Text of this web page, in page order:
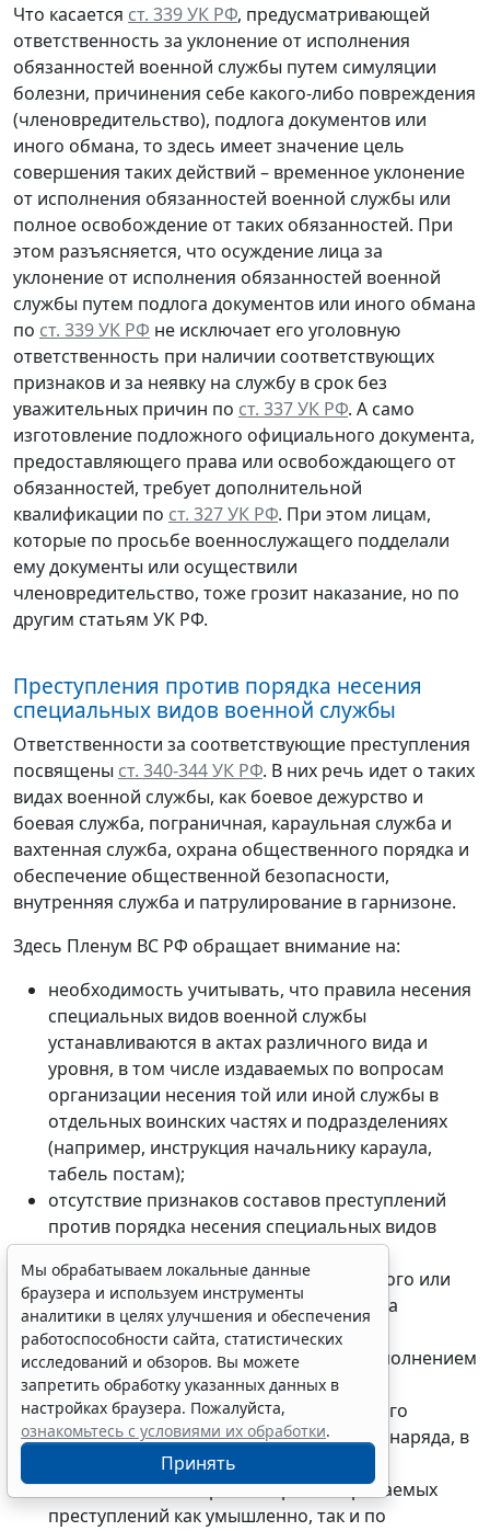
Что касается ст. 339 УК РФ, предусматривающей
ответственность за уклонение от исполнения
обязанностей военной службы путем симуляции
болезни, причинения себе какого-либо повреждения
(членовредительство), подлога документов или
иного обмана, то здесь имеет значение цель
совершения таких действий – временное уклонение
от исполнения обязанностей военной службы или
полное освобождение от таких обязанностей. При
этом разъясняется, что осуждение лица за
уклонение от исполнения обязанностей военной
службы путем подлога документов или иного обмана
по ст. 339 УК РФ не исключает его уголовную
ответственность при наличии соответствующих
признаков и за неявку на службу в срок без
уважительных причин по ст. 337 УК РФ. А само
изготовление подложного официального документа,
предоставляющего права или освобождающего от
обязанностей, требует дополнительной
квалификации по ст. 327 УК РФ. При этом лицам,
которые по просьбе военнослужащего подделали
ему документы или осуществили
членовредительство, тоже грозит наказание, но по
другим статьям УК РФ.
Преступления против порядка несения
специальных видов военной службы
Ответственности за соответствующие преступления
посвящены ст. 340-344 УК РФ. В них речь идет о таких
видах военной службы, как боевое дежурство и
боевая служба, пограничная, караульная служба и
вахтенная служба, охрана общественного порядка и
обеспечение общественной безопасности,
внутренняя служба и патрулирование в гарнизоне.
Здесь Пленум ВС РФ обращает внимание на:
необходимость учитывать, что правила несения
специальных видов военной службы
устанавливаются в актах различного вида и
уровня, в том числе издаваемых по вопросам
организации несения той или иной службы в
отдельных воинских частях и подразделениях
(например, инструкция начальнику караула,
табель постам);
отсутствие признаков составов преступлений
против порядка несения специальных видов
военной службы в тех случаях, когда
военнослужащий, входящий в состав того или
иного наряда, нарушает общие правила
уставных взаимоотношений между
военнослужащими, не связанные с выполнением
задач специальной службы (например,
применяет насилие в отношении другого
военнослужащего, входящего в состав наряда, в
том числе по личным мотивам);
возможность совершения рассматриваемых
преступлений как умышленно, так и по
Мы обрабатываем локальные данные
браузера и используем инструменты
аналитики в целях улучшения и обеспечения
работоспособности сайта, статистических
исследований и обзоров. Вы можете
запретить обработку указанных данных в
настройках браузера. Пожалуйста,
ознакомьтесь с условиями их обработки.
Принять